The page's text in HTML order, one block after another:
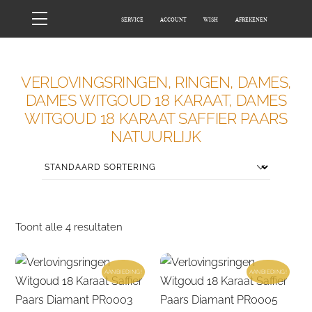
Menu SERVICE ACCOUNT WISH AFREKENEN
VERLOVINGSRINGEN, RINGEN, DAMES,
DAMES WITGOUD 18 KARAAT, DAMES
WITGOUD 18 KARAAT SAFFIER PAARS
NATUURLIJK
Toont alle 4 resultaten
AANBIEDING! AANBIEDING!